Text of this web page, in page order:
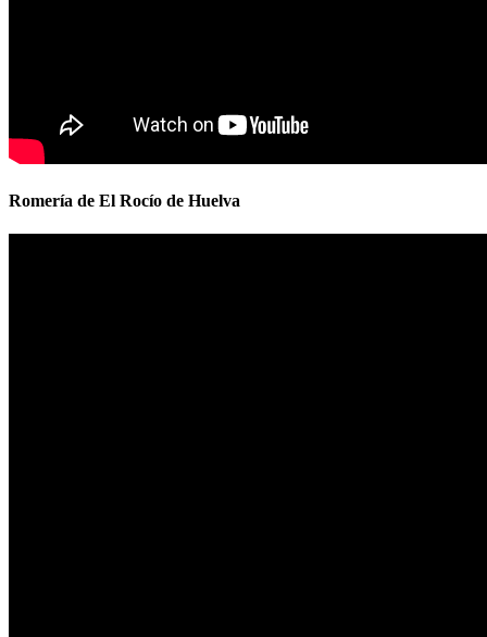
Romería de El Rocío de Huelva